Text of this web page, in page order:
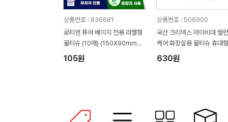
상품번호 : 836681
로티엔 퓨어 베이지 전용 라벨형
물티슈 (10매) (150X90mm
(±5mm))
105원
상품번호 : 506900
국산 크리넥스 마이비데 밸
케어 화장실용 물티슈 휴대
매
630원